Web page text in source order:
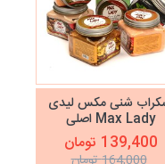
شنی مکس لیدی
Max Lady اصلی
139,400 تومان